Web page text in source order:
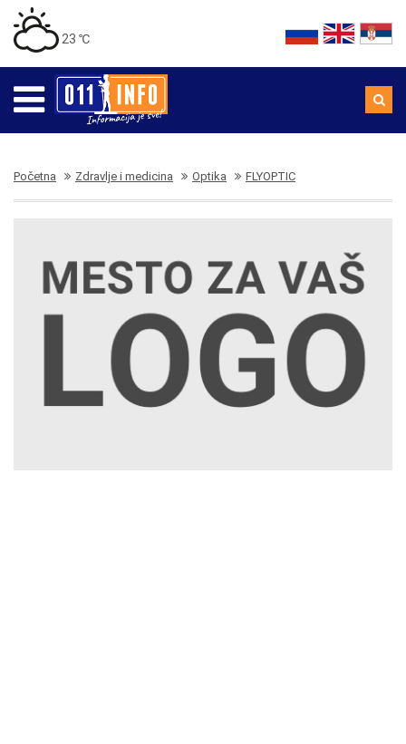
23 ℃
Početna Zdravlje i medicina Optika FLYOPTIC